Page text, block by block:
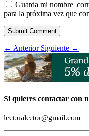
Guarda mi nombre,
para la próxima vez que
Submit Comment
← Anterior Siguiente →
Si quieres contactar con
lectoralector@gmail.com